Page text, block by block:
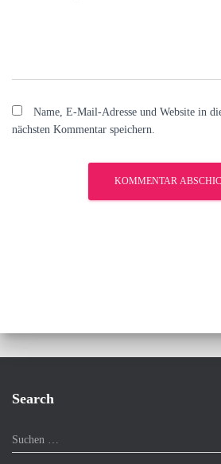
Name, E-Mail-Adresse und Website in
nächsten Kommentar speichern.
Search
S
u
Suchen …